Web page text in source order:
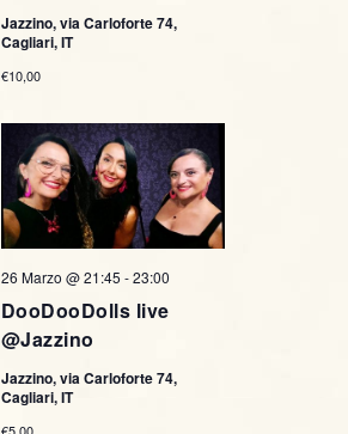
Jazzino, via Carloforte 74,
Cagliari, IT
€10,00
DooDooDolls live
@Jazzino
26 Marzo @ 21:45 -23:00
Jazzino, via Carloforte 74,
Cagliari, IT